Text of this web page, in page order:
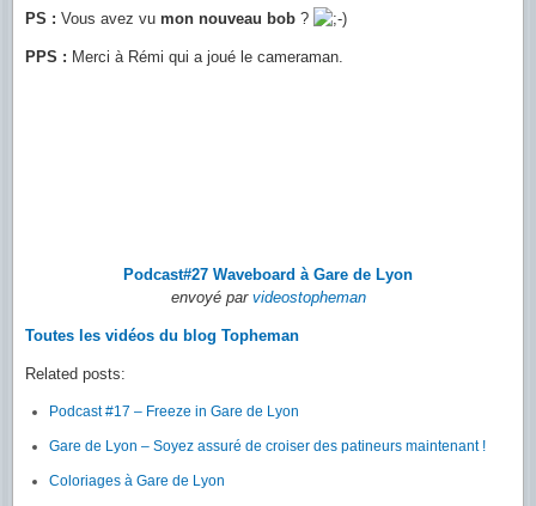
PS : Vous avez vu mon nouveau bob ?
PPS : Merci à Rémi qui a joué le cameraman.
Podcast#27 Waveboard à Gare de Lyon
envoyé par videostopheman
Toutes les vidéos du blog Topheman
Related posts:
Podcast #17 – Freeze in Gare de Lyon
Gare de Lyon – Soyez assuré de croiser des patineurs maintenant !
Coloriages à Gare de Lyon